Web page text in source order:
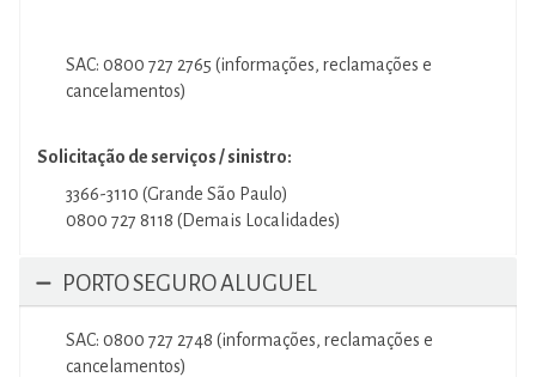
SAC: 0800 727 2765 (informações, reclamações e
cancelamentos)
Solicitação de serviços / sinistro:
3366-3110 (Grande São Paulo)
0800 727 8118 (Demais Localidades)
PORTO SEGURO ALUGUEL
SAC: 0800 727 2748 (informações, reclamações e
cancelamentos)